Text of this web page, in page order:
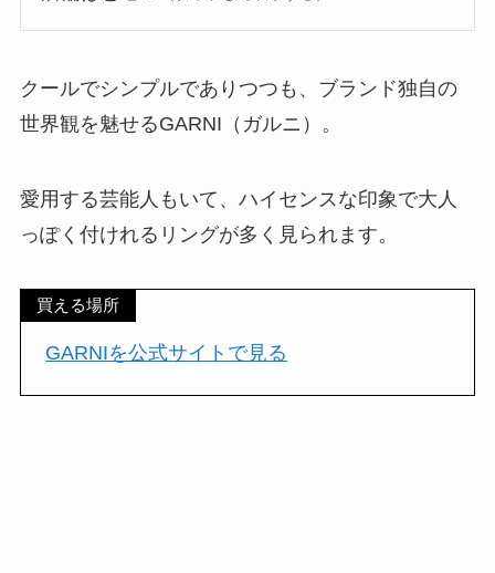
クールでシンプルでありつつも、ブランド独自の
世界観を魅せるGARNI（ガルニ）。
愛用する芸能人もいて、ハイセンスな印象で大人
っぽく付けれるリングが多く見られます。
買える場所
GARNIを公式サイトで見る